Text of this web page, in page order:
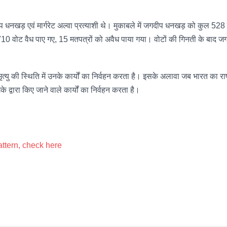
धनखड़ एवं मार्गरेट अल्वा प्रत्याशी थे। मुकाबले में जगदीप धनखड़ को कुल
वैध पाए गए, 15 मतपत्रों को अवैध पाया गया। वोटों की गिनती के बाद
की स्थिति में उनके कार्यों का निर्वहन करता है। इसके अलावा जब भारत का
किए जाने वाले कार्यों का निर्वहन करता है।
check here